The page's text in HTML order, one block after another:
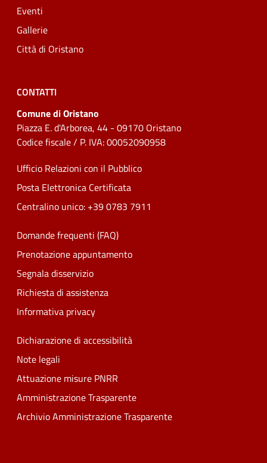
Eventi
Gallerie
Città di Oristano
CONTATTI
Comune di Oristano
Piazza E. d'Arborea, 44 - 09170 Oristano
Codice fiscale / P. IVA: 00052090958
Ufficio Relazioni con il Pubblico
Posta Elettronica Certificata
Centralino unico: +39 0783 7911
Domande frequenti (FAQ)
Prenotazione appuntamento
Segnala disservizio
Richiesta di assistenza
Informativa privacy
Dichiarazione di accessibilità
Note legali
Attuazione misure PNRR
Amministrazione Trasparente
Archivio Amministrazione Trasparente